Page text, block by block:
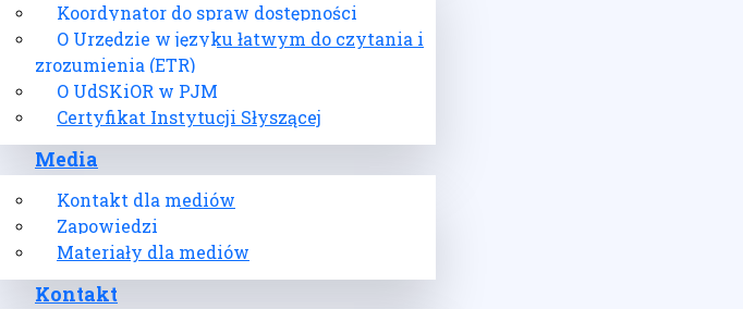
Koordynator do spraw dostępności
O Urzędzie w języku łatwym do czytania i
zrozumienia (ETR)
O UdSKiOR w PJM
Certyfikat Instytucji Słyszącej
Media
Kontakt dla mediów
Zapowiedzi
Materiały dla mediów
Kontakt